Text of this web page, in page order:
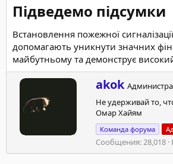
Підведемо підсумки​
Встановлення пожежної
допомагають уникнути значних
майбутньому та демонструє
А
в
т
о
р
akok
Не удерживай то,
Омар Хайям
Команда форума
Сообщения 28,018